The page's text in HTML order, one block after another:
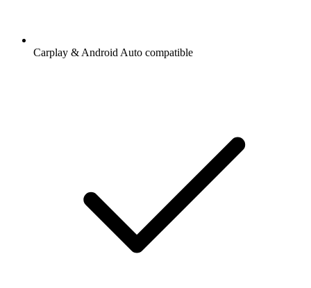
Carplay & Android Auto compatible